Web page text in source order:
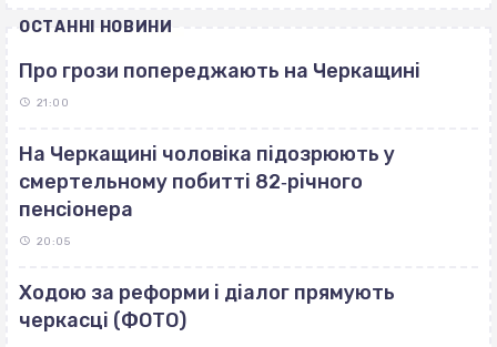
ОСТАННІ НОВИНИ
Про грози попереджають на Черкащині
21:00
На Черкащині чоловіка підозрюють у
смертельному побитті 82‐річного
пенсіонера
20:05
Ходою за реформи і діалог прямують
черкасці (ФОТО)